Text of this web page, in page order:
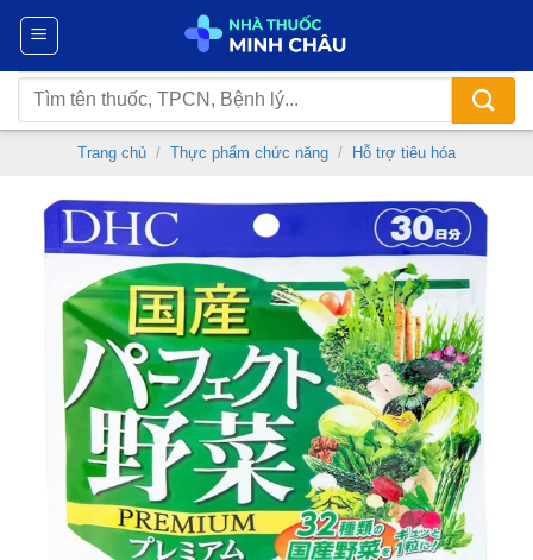
Chuyển
nội
dung
Tìm
kiếm:
Trang chủ / Thực phẩm chức năng / Hỗ trợ tiêu hóa